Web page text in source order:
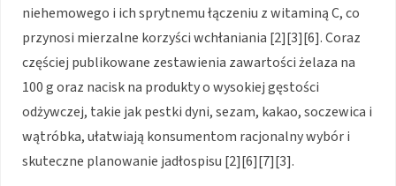
niehemowego i ich sprytnemu łączeniu z witaminą C, co
przynosi mierzalne korzyści wchłaniania [2][3][6]. Coraz
częściej publikowane zestawienia zawartości żelaza na
100 g oraz nacisk na produkty o wysokiej gęstości
odżywczej, takie jak pestki dyni, sezam, kakao, soczewica i
wątróbka, ułatwiają konsumentom racjonalny wybór i
skuteczne planowanie jadłospisu [2][6][7][3].